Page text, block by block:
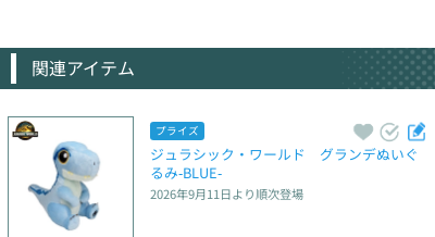
関連アイテム
プライズ
ジュラシック・ワールド　グランデぬいぐ
るみ‐BLUE‐
2026年9月11日より順次登場